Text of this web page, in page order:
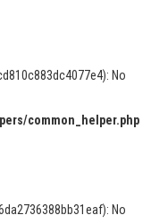
No
common_helper.php
No